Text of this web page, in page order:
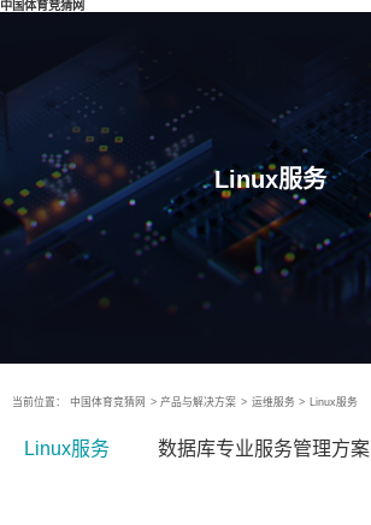
中国体育竞猜网
Linux服务
当前位置： 中国体育竞猜网 > 产品与解决方案 > 运维服务 > Linux服务
Linux服务 数据库专业服务管理方案